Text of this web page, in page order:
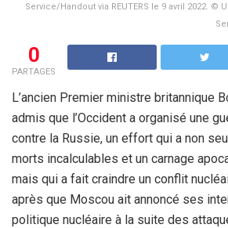
Service/Handout via REUTERS le 9 avril 2022. ©
0
PARTAGES
L’ancien Premier ministre britannique
admis que l’Occident a organisé une
contre la Russie, un effort qui a non
morts incalculables et un carnage
mais qui a fait craindre un conflit
après que Moscou ait annoncé ses
politique nucléaire à la suite des